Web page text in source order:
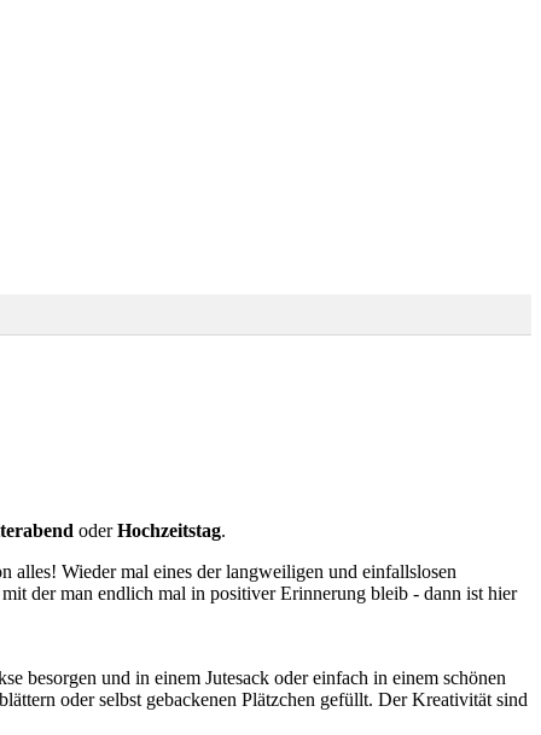
oderHochzeitstag.
alles! Wieder mal eines der langweiligen und einfallslosen
der man endlich mal in positiver Erinnerung bleib - dann ist hier
besorgen und in einem Jutesack oder einfach in einem schönen
oder selbst gebackenen Plätzchen gefüllt. Der Kreativität sind